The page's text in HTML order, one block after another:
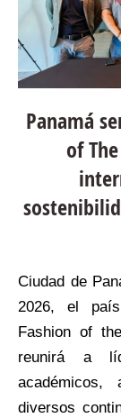
Panamá
of
Ciudad de
2026, el
Fashion of
reunirá a
académicos,
diversos